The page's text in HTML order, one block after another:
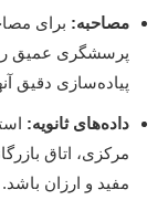
مصاحبه: برای
پرسشگری عمیق را
پیاده‌سازی دقیق
داده‌های ثانویه:
مرکزی، اتاق
مفید و ارزان